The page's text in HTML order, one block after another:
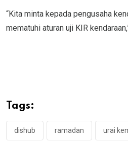
“Kita minta kepada pengusaha
mematuhi aturan uji KIR
Tags:
dishub ramadan urai